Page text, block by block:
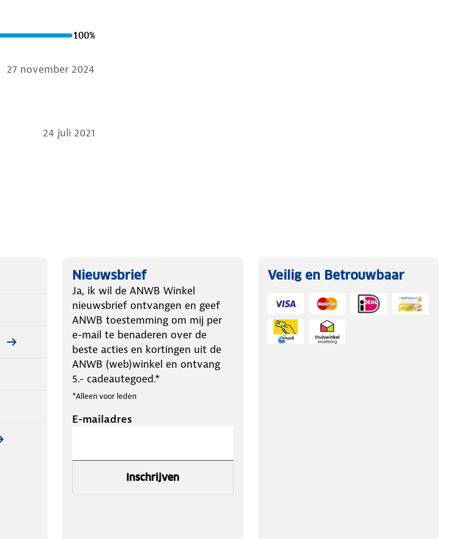
100%
27 november 2024
24 juli 2021
Nieuwsbrief
Ja, ik wil de ANWB Winkel
nieuwsbrief ontvangen en geef
ANWB toestemming om mij per
e-mail te benaderen over de
beste acties en kortingen uit de
ANWB (web)winkel en ontvang
5.- cadeautegoed.*
*Alleen voor leden
E-mailadres
Inschrijven
Veilig en Betrouwbaar